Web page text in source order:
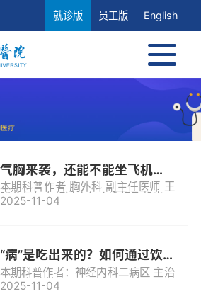
就诊版 员工版 English
气胸来袭，还能不能坐飞机？——胸外科医生详解高空与肺部的“气压之争”
本期科普作者 胸外科 副主任医师 王
晓龙每年有超过十亿人选择飞机出行
但对于一部分人来说万米高空的旅程
秘密一、什么是气胸？你的肺为何
会“漏气”？ 想象一下，我们的肺就像
一个气球，被包裹在一个叫作胸膜腔
的密闭“塑料袋”里。正常情况下，这
个腔隙是负压的，保证我们的肺能充
2025-11-04
“病”是吃出来的？如何通过饮食走向健康~
本期科普作者：神经内科二病区 主治
医师 郭俊楠
2025-11-04